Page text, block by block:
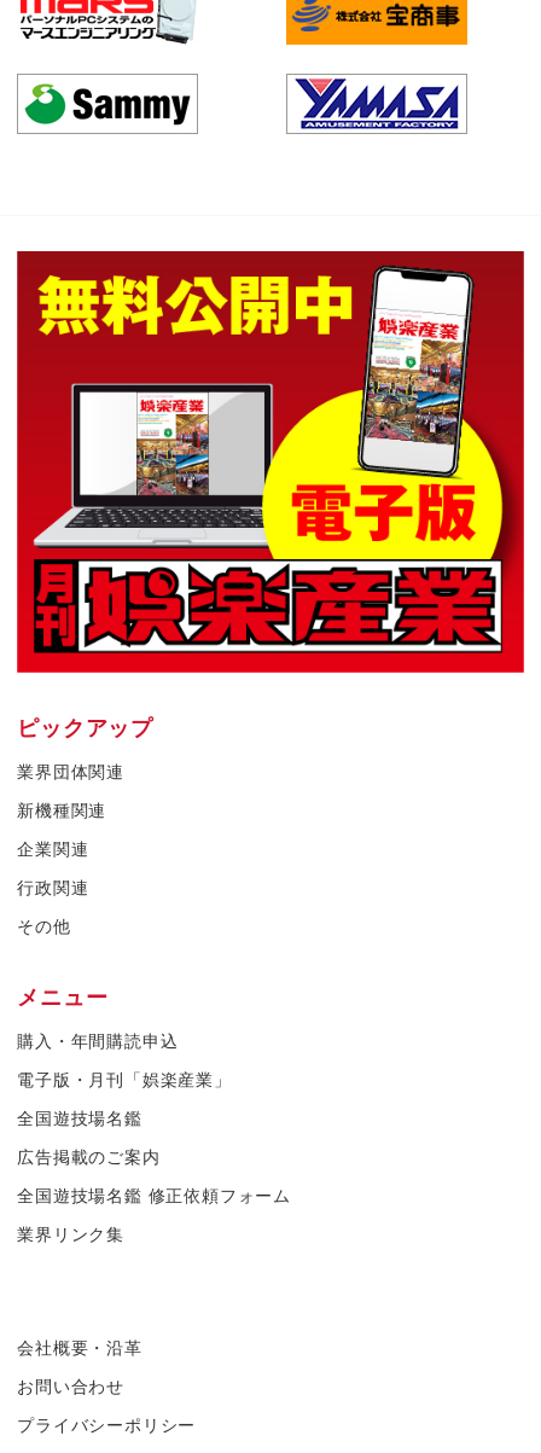
ピックアップ
業界団体関連
新機種関連
企業関連
行政関連
その他
メニュー
購入・年間購読申込
電子版・月刊「娯楽産業」
全国遊技場名鑑
広告掲載のご案内
全国遊技場名鑑 修正依頼フォーム
業界リンク集
会社概要・沿革
お問い合わせ
プライバシーポリシー